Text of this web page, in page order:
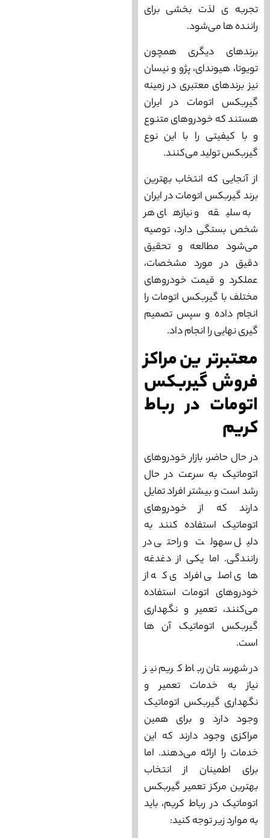
تجربه ‌ی لذت ‌بخشی برای
راننده ‌ها می‌‌شود.
برندهای دیگری همچون
تویوتا، هیوندای، پژو و نیسان
نیز برندهای معتبری در زمینه
گیربکس اتومات در ایران
هستند که خودروهای متنوع
و با کیفیتی را با این نوع
گیربکس تولید می‌‌‌کنند.
از آنجایی که انتخاب بهترین
برند گیربکس اتومات در ایران
به سلیقه و نیازهای هر
شخص بستگی دارد، توصیه
می‌‌شود مطالعه و تحقیق
دقیق در مورد مشخصات،
عملکرد و قیمت خودروهای
مختلف با گیربکس اتومات را
انجام داده و سپس تصمیم‌
گیری نهایی را انجام داد.
معتبرترین مراکز
فروش گیربکس
اتومات در رباط
کریم
در حال حاضر، بازار خودروهای
اتوماتیک به سرعت در حال
رشد است و بیشتر افراد تمایل
دارند که از خودروهای
اتوماتیک استفاده کنند به
دلیل سهولت و راحتی در
رانندگی. اما یکی از دغدغه‌
های اصلی افرادی که از
خودروهای اتومات استفاده
می‌‌کنند، تعمیر و نگهداری
گیربکس اتوماتیک آن ها
است.
در شهرستان رباط‌ کریم نیز
نیاز به خدمات تعمیر و
نگهداری گیربکس اتوماتیک
وجود دارد و برای همین
مراکزی وجود دارند که این
خدمات را ارائه می‌‌‌دهند. اما
برای اطمینان از انتخاب
بهترین مرکز تعمیر گیربکس
اتوماتیک در رباط‌ کریم، باید
به موارد زیر توجه کنید: